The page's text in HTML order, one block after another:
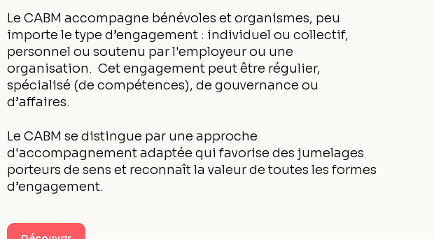
Le CABM accompagne bénévoles et organismes, peu
importe le type d’engagement : individuel ou collectif,
personnel ou soutenu par l'employeur ou une
organisation. Cet engagement peut être régulier,
spécialisé (de compétences), de gouvernance ou
d’affaires.
Le CABM se distingue par une approche
d'accompagnement adaptée qui favorise des jumelages
porteurs de sens et reconnaît la valeur de toutes les formes
d’engagement.